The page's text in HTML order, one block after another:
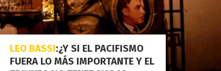
LEO BASSI:¿Y SI EL PACIFISMO
FUERA LO MÁS IMPORTANTE Y EL